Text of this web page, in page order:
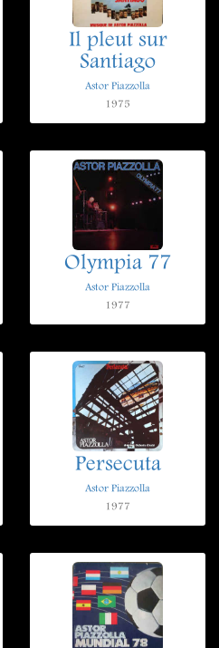
Il pleut sur
Santiago
Astor Piazzolla
1975
Olympia 77
Astor Piazzolla
1977
Persecuta
Astor Piazzolla
1977